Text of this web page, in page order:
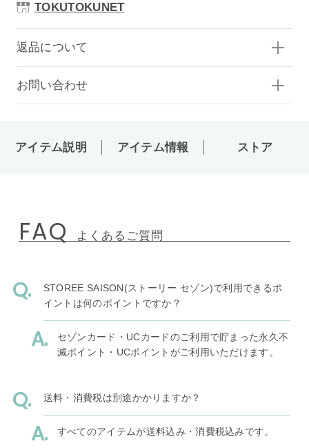
TOKUTOKUNET
返品について
お問い合わせ
アイテム説明 アイテム情報 ストア
FAQ よくあるご質問
STOREE SAISON(ストーリー セゾン)で利用できるポ
イントは何のポイントですか？
セゾンカード・UCカードのご利用で貯まった永久不
滅ポイント・UCポイントがご利用いただけます。
送料・消費税は別途かかりますか？
すべてのアイテムが送料込み・消費税込みです。